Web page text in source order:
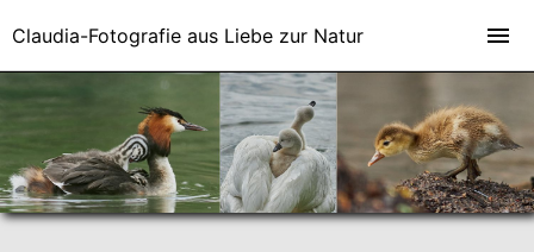
Claudia-Fotografie aus Liebe zur Natur